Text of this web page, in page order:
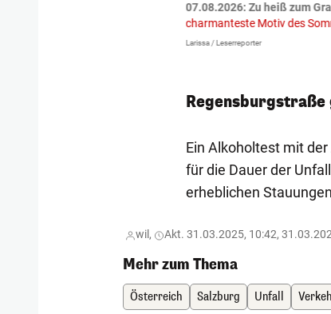
07.08.2026: Zu heiß zum
charmanteste Motiv des
Larissa / Leserreporter
Ein Alkoholtest mit
für die Dauer der
erheblichen
wil, Akt. 31.03.2025, 10:42,
Mehr zum Thema
Österreich Salzburg Unfall